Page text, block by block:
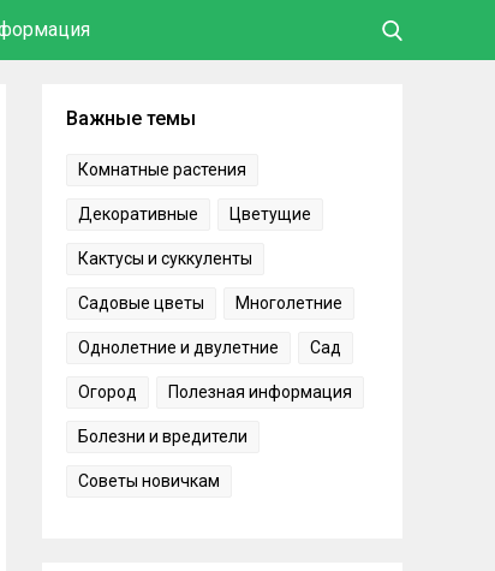
Важные темы
Комнатные растения
Декоративные Цветущие
Кактусы и суккуленты
Садовые цветы Многолетние
Однолетние и двулетние Сад
Огород Полезная информация
Болезни и вредители
Советы новичкам